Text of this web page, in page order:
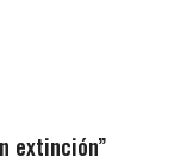
extinción”